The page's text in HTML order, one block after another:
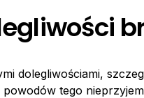
dolegliwościami,
tego